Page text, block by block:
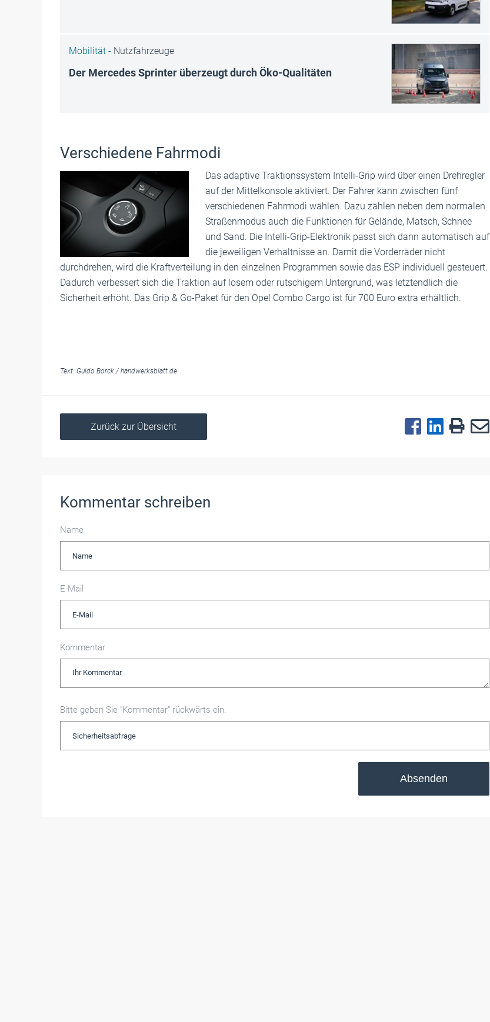
Mobilität - Nutzfahrzeuge
Der Mercedes Sprinter überzeugt durch Öko-Qualitäten
Verschiedene Fahrmodi
Das adaptive Traktionssystem Intelli-Grip wird über einen Drehregler
auf der Mittelkonsole aktiviert. Der Fahrer kann zwischen fünf
verschiedenen Fahrmodi wählen. Dazu zählen neben dem normalen
Straßenmodus auch die Funktionen für Gelände, Matsch, Schnee
und Sand. Die Intelli-Grip-Elektronik passt sich dann automatisch auf
die jeweiligen Verhältnisse an. Damit die Vorderräder nicht
durchdrehen, wird die Kraftverteilung in den einzelnen Programmen sowie das ESP individuell gesteuert.
Dadurch verbessert sich die Traktion auf losem oder rutschigem Untergrund, was letztendlich die
Sicherheit erhöht. Das Grip & Go-Paket für den Opel Combo Cargo ist für 700 Euro extra erhältlich.
Text: Guido Borck / handwerksblatt.de
Zurück zur Übersicht
Kommentar schreiben
Name
E-Mail
Kommentar
Bitte geben Sie "Kommentar" rückwärts ein.
Absenden